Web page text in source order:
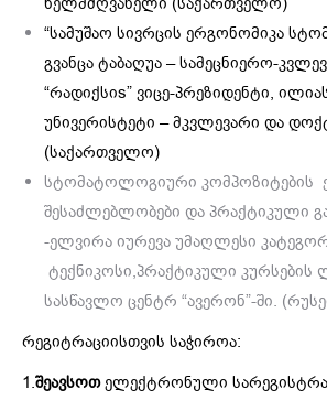
“სამუშაო სივრცის ერგონომიკა
გვანცა ტაბაღუა – სამეცნიერო-
“რადიქსიs” ვიცე-პრეზიდენტი,
უნივერისტეტი – მკვლევარი და
(საქართველო)
სტომატოლოგიური კომპოზიტების
შესაძლებლობები და პრაქტიკული
-ელვირა იურევა უმაღლესი
ტექნიკოსი,პრაქტიკული
სასწავლო ცენტრ “ავერონ”-ში.
რეგიტრაციისთვის საჭიროა:
1.შეავსოთელექტრონული